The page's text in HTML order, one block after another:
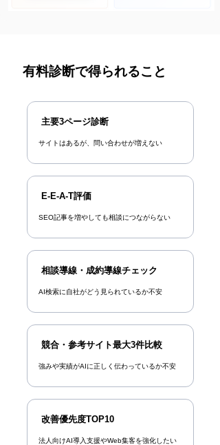
有料診断で得られること
主要3ページ診断
サイトはあるが、問い合わせが増えない​
E-E-A-T評価
SEO記事を増やしても相談につながらない
相談導線・成約導線チェック
AI検索に自社がどう見られているか不安
競合・参考サイト最大3件比較
強みや実績がAIに正しく伝わっているか不安​​
改善優先度TOP10
法人向けAI導入支援やWeb集客を強化したい